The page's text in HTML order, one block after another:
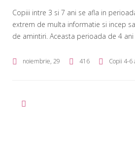
Copiii intre 3 si 7 ani se afla in
extrem de multa informatie si incep
de amintiri. Aceasta perioada de 4
capete personalitate.
noiembrie, 29 416 Copii 4-6